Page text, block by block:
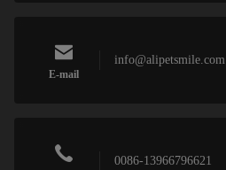
E-mail
info@alipetsmile.com
0086-13966796621